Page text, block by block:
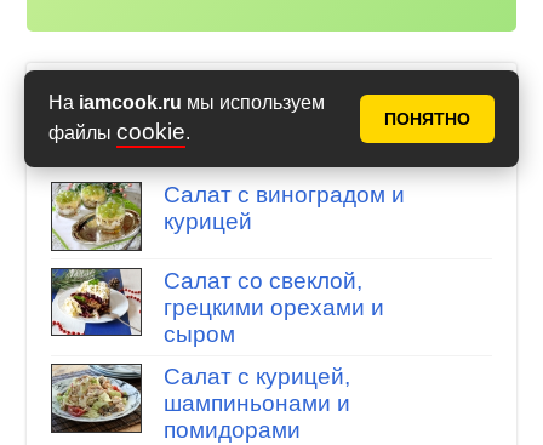
На iamcook.ru мы используем
файлы cookie.
ПОНЯТНО
Салат с грецкими орехами
Подборка рецептов
Салат с виноградом и
курицей
Салат со свеклой,
грецкими орехами и
сыром
Салат с курицей,
шампиньонами и
помидорами